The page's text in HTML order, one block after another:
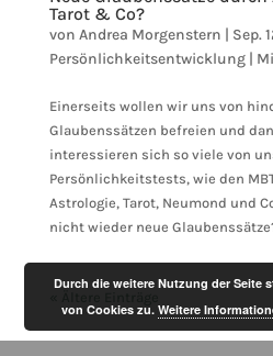
Tarot & Co?
von Andrea Morgenstern | Sep.
Persönlichkeitsentwicklung |
Einerseits wollen wir uns von
Glaubenssätzen befreien und
interessieren sich so viele von
Persönlichkeitstests, wie den
Astrologie, Tarot, Neumond und
nicht wieder neue
Durch die weitere Nutzung der Seite
von Cookies zu.Weitere